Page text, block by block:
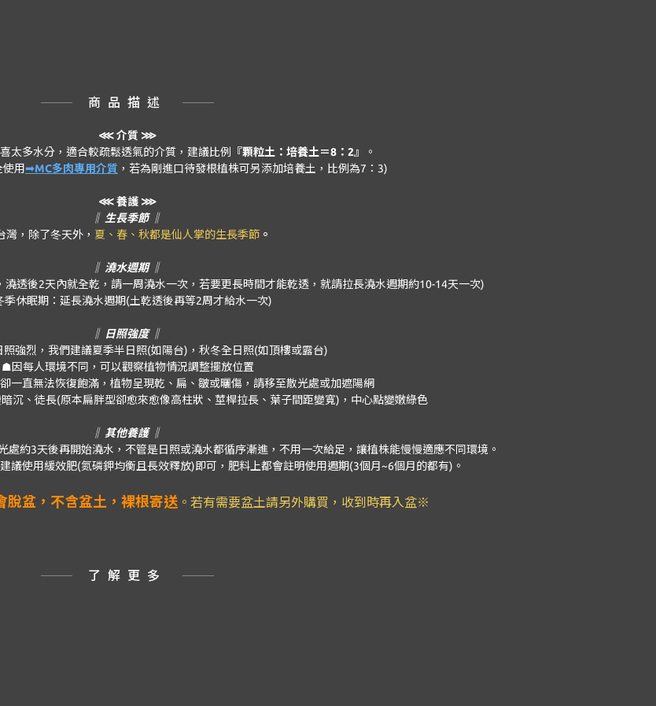
商品描述
⋘介質 ⋙
太多水分，適合較疏鬆透氣的介質，建議比例
『顆粒土：培養土＝8：2』
。
用➟MC多肉專用介質 ，若為剛進口待發根植株可另添加培養土，比例為7：3)
⋘ 養護 ⋙
‖ 生長季節 ‖
灣，除了冬天外， 夏、春、秋都是仙人掌的生長季節 。
‖ 澆水週期 ‖
透後2天內就全乾，請一周澆水一次，若要更長時間才能乾透，就請拉長澆水週期約10-14天一次)
休眠期：延長澆水週期(土乾透後再等2周才給水一次)
‖ 日照強度 ‖
強烈，我們建議夏季半日照(如陽台)，秋冬全日照(如頂樓或露台)
☗因每人環境不同，可以觀察植物情況調整擺放位置
一直無法恢復飽滿，植物呈現乾、扁、皺或曬傷，請移至散光處或加遮陽網
沉、徒長(原本扁胖型卻愈來愈像高柱狀、莖桿拉長、葉子間距變寬)，中心點變嫩綠色
‖ 其他養護 ‖
約3天後再開始澆水，不管是日照或澆水都循序漸進，不用一次給足，讓植株能慢慢適應不同環境。
議使用緩效肥(氮磷鉀均衡且長效釋放)即可，肥料上都會註明使用週期(3個月~6個月的都有)。
脫盆，不含盆土，裸根寄送 。若有需要盆土請另外購買，收到時再入盆※
了解更多